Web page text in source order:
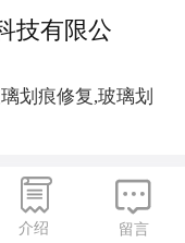
技有限公
划痕修复,玻璃划

介绍

留言